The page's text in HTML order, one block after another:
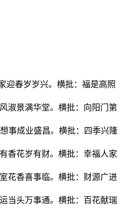
迎春岁岁兴。横批：福是高照
淑景满华堂。横批：向阳门第
事成业盛昌。横批：四季兴隆
香花岁有财。横批：幸福人家
花香喜事临。横批：财源广进
当头万事通。横批：百花献瑞